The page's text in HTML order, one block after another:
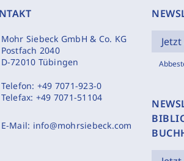
Mohr Siebeck GmbH & Co. KG
Postfach 2040
D-72010 Tübingen
Telefon: +49 7071-923-0
Telefax: +49 7071-51104
E-Mail: info@mohrsiebeck.com